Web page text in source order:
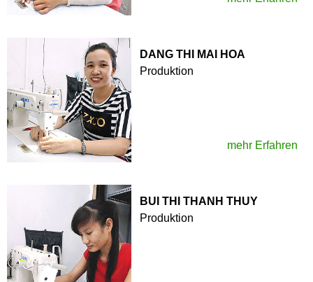
DANG THI MAI HOA
Produktion
mehr Erfahren
BUI THI THANH THUY
Produktion